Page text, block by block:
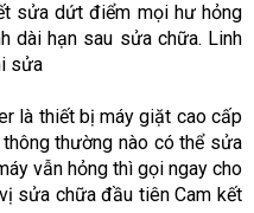
sửa dứt điểm mọi hư hỏng
dài hạn sau sửa chữa. Linh
sửa
là thiết bị máy giặt cao cấp
thường nào có thể sửa
vẫn hỏng thì gọi ngay cho
sửa chữa đầu tiên Cam kết